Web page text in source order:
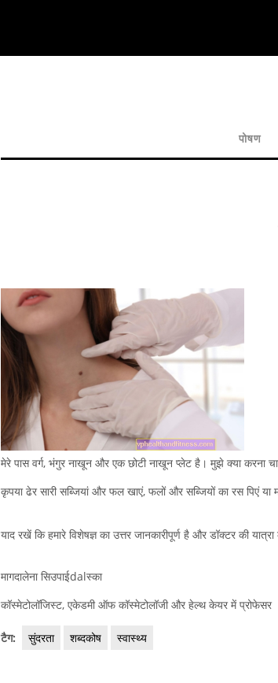
पोषण
मेरे पास वर्ग, भंगुर नाखून और एक छोटी नाखून प्लेट है। मुझे क्या करना
कृपया ढेर सारी सब्जियां और फल खाएं, फलों और सब्जियों का रस पिएं या
याद रखें कि हमारे विशेषज्ञ का उत्तर जानकारीपूर्ण है और डॉक्टर की
मागदालेना सिउपाईdalस्का
कॉस्मेटोलॉजिस्ट, एकेडमी ऑफ कॉस्मेटोलॉजी और हेल्थ केयर में प्रोफेसर
टैग: सुंदरता शब्दकोष स्वास्थ्य